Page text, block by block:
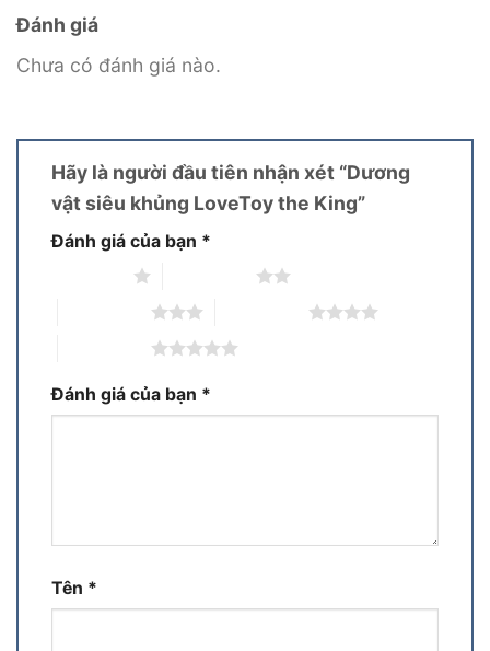
Đánh giá
Chưa có đánh giá nào.
Hãy là người đầu tiên nhận xét “Dương
vật siêu khủng LoveToy the King”
Đánh giá của bạn *
Đánh giá của bạn *
Tên *